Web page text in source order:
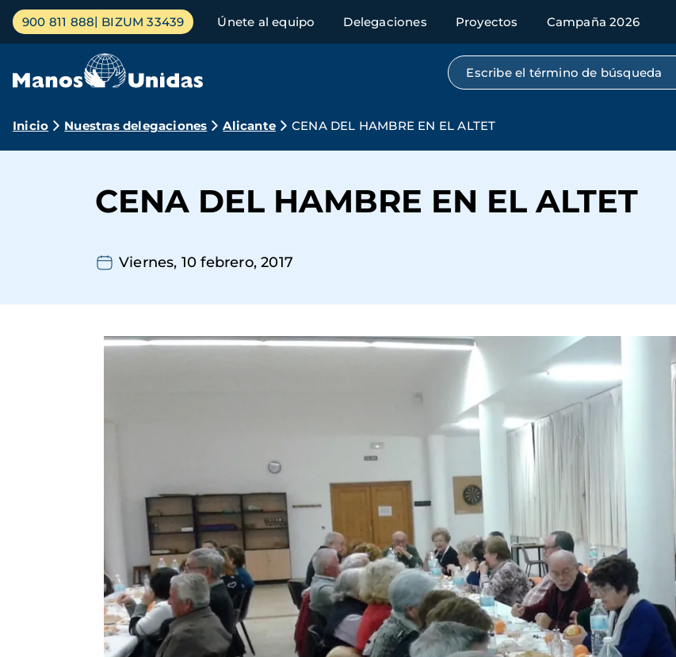
Pasar
contenido
Menú
principal
900 811 888 BIZUM 33439 Únete al equipo Delegaciones Proyectos Campaña 2026
Búsqueda por texto completo
Ruta
navegación
Inicio Nuestras delegaciones Alicante CENA DEL HAMBRE EN EL ALTET
CENA DEL HAMBRE EN EL ALTET
Viernes, 10 febrero, 2017